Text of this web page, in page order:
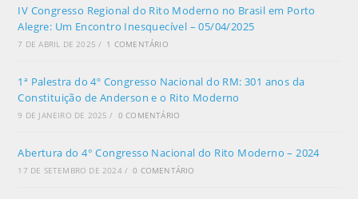
IV Congresso Regional do Rito Moderno no Brasil em Porto
Alegre: Um Encontro Inesquecível – 05/04/2025
7 DE ABRIL DE 2025 / 1 COMENTÁRIO
1ª Palestra do 4º Congresso Nacional do RM: 301 anos da
Constituição de Anderson e o Rito Moderno
9 DE JANEIRO DE 2025 / 0 COMENTÁRIO
Abertura do 4° Congresso Nacional do Rito Moderno – 2024
17 DE SETEMBRO DE 2024 / 0 COMENTÁRIO